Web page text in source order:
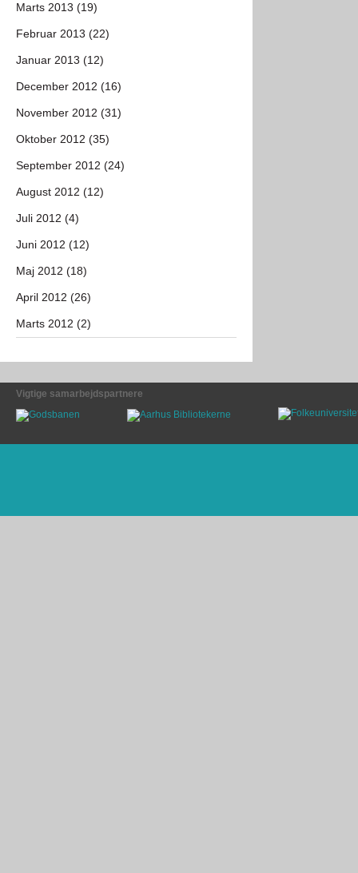
Marts 2013 (19)
Februar 2013 (22)
Januar 2013 (12)
December 2012 (16)
November 2012 (31)
Oktober 2012 (35)
September 2012 (24)
August 2012 (12)
Juli 2012 (4)
Juni 2012 (12)
Maj 2012 (18)
April 2012 (26)
Marts 2012 (2)
Vigtige samarbejdspartnere